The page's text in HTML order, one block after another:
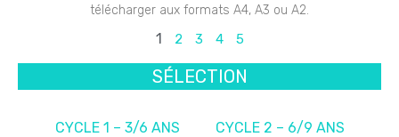
télécharger aux formats A4, A3 ou A2.
1 2 3 4 5
SÉLECTION
CYCLE 1 – 3/6 ANS CYCLE 2 – 6/9 ANS